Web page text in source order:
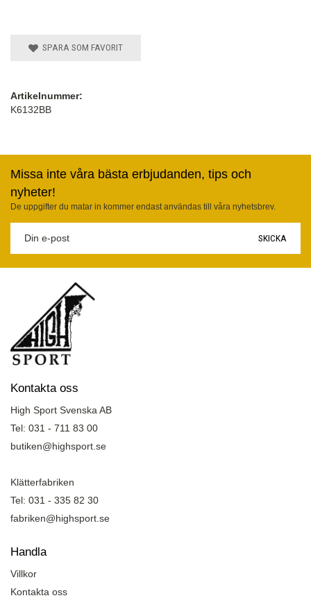
SPARA SOM FAVORIT
Artikelnummer:
K6132BB
Missa inte våra bästa erbjudanden, tips och
nyheter!
De uppgifter du matar in kommer endast användas till våra nyhetsbrev.
SKICKA
Kontakta oss
High Sport Svenska AB
Tel: 031 - 711 83 00
butiken@highsport.se
Klätterfabriken
Tel: 031 - 335 82 30
fabriken@highsport.se
Handla
Villkor
Kontakta oss